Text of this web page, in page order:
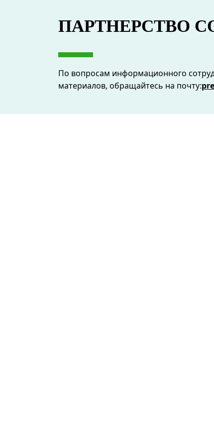
ПАРТНЕРСТВО
По вопросам информационного
материалов, обращайтесь на почту: